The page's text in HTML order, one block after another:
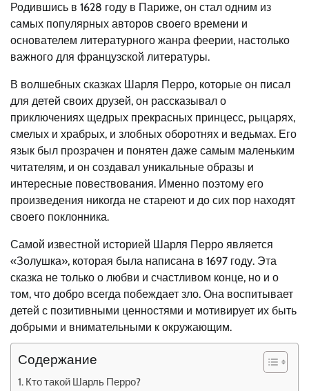
Родившись в 1628 году в Париже, он стал одним из
самых популярных авторов своего времени и
основателем литературного жанра феерии, настолько
важного для французской литературы.
В волшебных сказках Шарля Перро, которые он писал
для детей своих друзей, он рассказывал о
приключениях щедрых прекрасных принцесс, рыцарях,
смелых и храбрых, и злобных оборотнях и ведьмах. Его
язык был прозрачен и понятен даже самым маленьким
читателям, и он создавал уникальные образы и
интересные повествования. Именно поэтому его
произведения никогда не стареют и до сих пор находят
своего поклонника.
Самой известной историей Шарля Перро является
«Золушка», которая была написана в 1697 году. Эта
сказка не только о любви и счастливом конце, но и о
том, что добро всегда побеждает зло. Она воспитывает
детей с позитивными ценностями и мотивирует их быть
добрыми и внимательными к окружающим.
Содержание
Кто такой Шарль Перро?